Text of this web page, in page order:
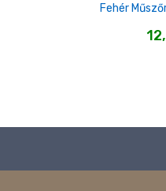
Fehér